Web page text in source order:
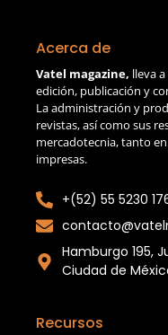
Acerca de
Vatel magazine, lleva
edición, publicación y
La administración y
revistas, así como sus
mercadotecnia, tanto
impresas.
+(52) 55 5230
Hamburgo 195,
Ciudad de
Recursos